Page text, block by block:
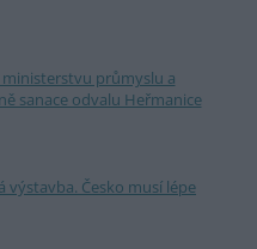
průmyslu a
sanace odvalu Heřmanice
Česko musí lépe